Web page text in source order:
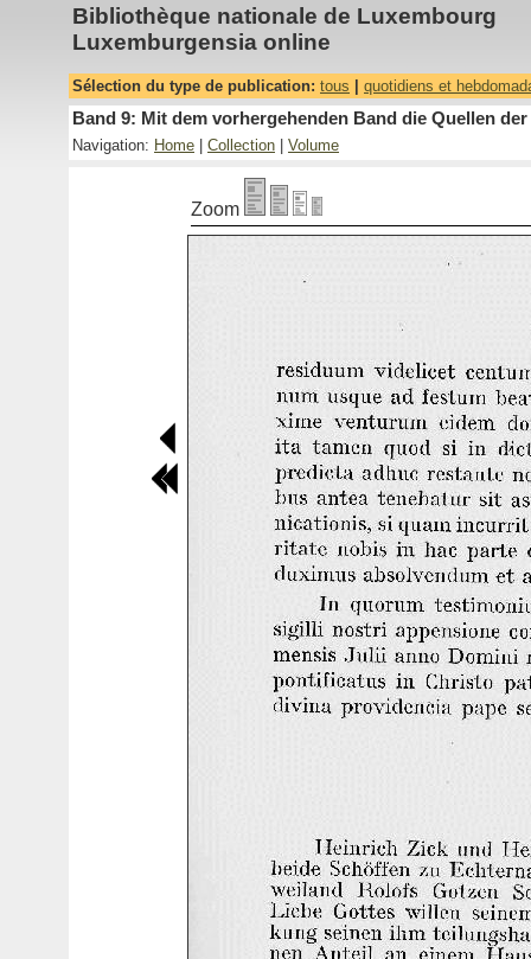
Bibliothèque nationale de Luxembourg
Luxemburgensia online
Sélection du type de publication: tous quotidiens et
Band 9: Mit dem vorhergehenden Band die Quellen
Navigation: Home Collection Volume
Zoom